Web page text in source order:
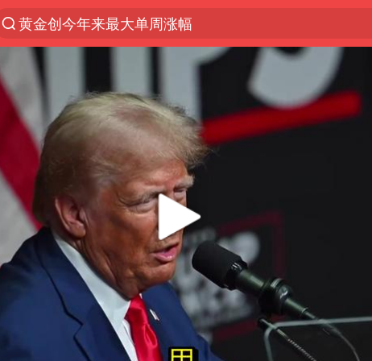
黄金创今年来最大单周涨幅
浙江温州发布台风橙色预警信号
解锁各地夏日限定体验
白海豚将正面袭击贯穿浙江
男童模仿奥特曼从高处跳下致骨折
名创优品一次性内裤 颜面尽失
视频丨中国东方电气集团原党组副书记、董事宋致远被查
香港宏福苑火灾或由烟头引起
实时追踪台风白海豚
浙江台州《告全体市民书》
女主硬加吻戏短剧已下架